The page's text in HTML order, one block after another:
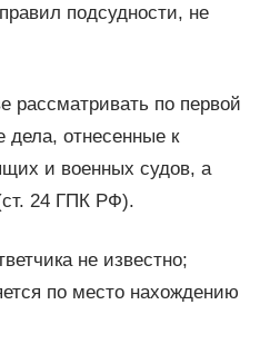
подсудности, не
рассматривать по первой
дела, отнесенные к
и военных судов, а
24 ГПК РФ).
не известно;
по место нахождению